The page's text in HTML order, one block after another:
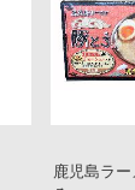
鹿児島ラ